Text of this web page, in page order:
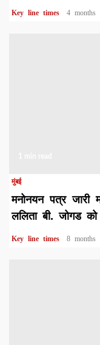
Key line times 4 months
मुंबई
मनोनयन पत्र जारी
ललिता बी. जोगड
Key line times 8 months